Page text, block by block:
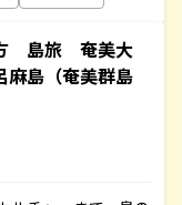
島旅 奄美大
島（奄美群島